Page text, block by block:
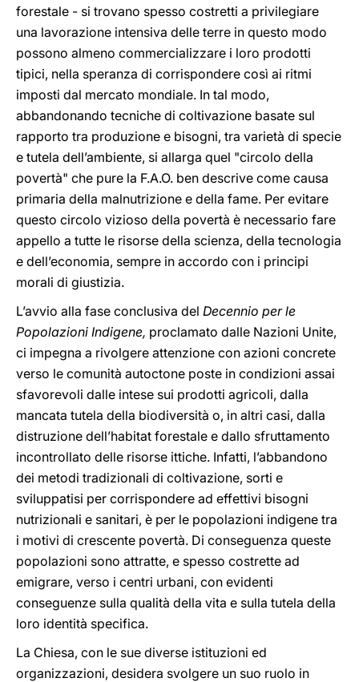
forestale - si trovano spesso costretti a privilegiare
una lavorazione intensiva delle terre in questo modo
possono almeno commercializzare i loro prodotti
tipici, nella speranza di corrispondere così ai ritmi
imposti dal mercato mondiale. In tal modo,
abbandonando tecniche di coltivazione basate sul
rapporto tra produzione e bisogni, tra varietà di specie
e tutela dell’ambiente, si allarga quel "circolo della
povertà" che pure la F.A.O. ben descrive come causa
primaria della malnutrizione e della fame. Per evitare
questo circolo vizioso della povertà è necessario fare
appello a tutte le risorse della scienza, della tecnologia
e dell’economia, sempre in accordo con i principi
morali di giustizia.
L’avvio alla fase conclusiva del Decennio per le
Popolazioni Indigene, proclamato dalle Nazioni Unite,
ci impegna a rivolgere attenzione con azioni concrete
verso le comunità autoctone poste in condizioni assai
sfavorevoli dalle intese sui prodotti agricoli, dalla
mancata tutela della biodiversità o, in altri casi, dalla
distruzione dell’habitat forestale e dallo sfruttamento
incontrollato delle risorse ittiche. Infatti, l’abbandono
dei metodi tradizionali di coltivazione, sorti e
sviluppatisi per corrispondere ad effettivi bisogni
nutrizionali e sanitari, è per le popolazioni indigene tra
i motivi di crescente povertà. Di conseguenza queste
popolazioni sono attratte, e spesso costrette ad
emigrare, verso i centri urbani, con evidenti
conseguenze sulla qualità della vita e sulla tutela della
loro identità specifica.
La Chiesa, con le sue diverse istituzioni ed
organizzazioni, desidera svolgere un suo ruolo in